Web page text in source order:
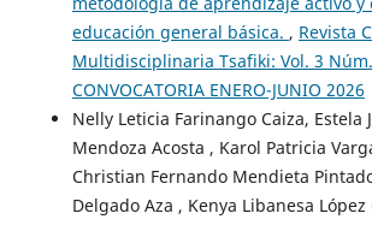
educación general básica. , Revista
Multidisciplinaria Tsafiki: Vol. 3
CONVOCATORIA ENERO-JUNIO 2026
Nelly Leticia Farinango Caiza, Estela
Mendoza Acosta , Karol Patricia
Christian Fernando Mendieta
Delgado Aza , Kenya Libanesa López